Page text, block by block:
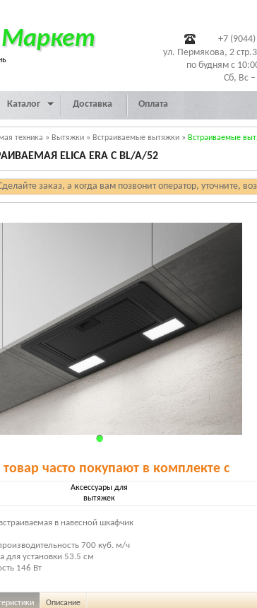
+7 (9044)
ул. Пермякова, 2
по будням с
Сб, Вс
Каталог Доставка Оплата
техника » Вытяжки » Встраиваемые вытяжки » Встраиваемые
ELICA ERA C BL/A/52
заказ, а когда вам позвонит оператор, уточните,
товар часто покупают в комплекте с
Аксессуары для
вытяжек
в навесной шкафчик
700 куб. м/ч
для установки 53.5 см
146 Вт
Описание